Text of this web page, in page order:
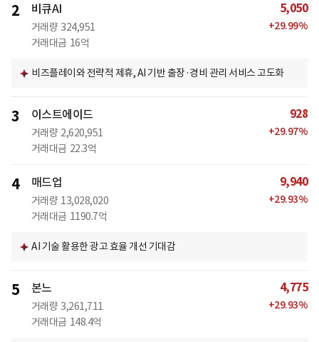
2 비큐AI
거래량 324,951
거래대금 16억
5,050
+29.99%
비즈플레이와 전략적 제휴, AI 기반 출장·경비 관리 서비스 고도화
3 이스트에이드
거래량 2,620,951
거래대금 22.3억
928
+29.97%
4 매드업
거래량 13,028,020
거래대금 1190.7억
9,940
+29.93%
AI 기술 활용한 광고 효율 개선 기대감
5 본느
거래량 3,261,711
거래대금 148.4억
4,775
+29.93%